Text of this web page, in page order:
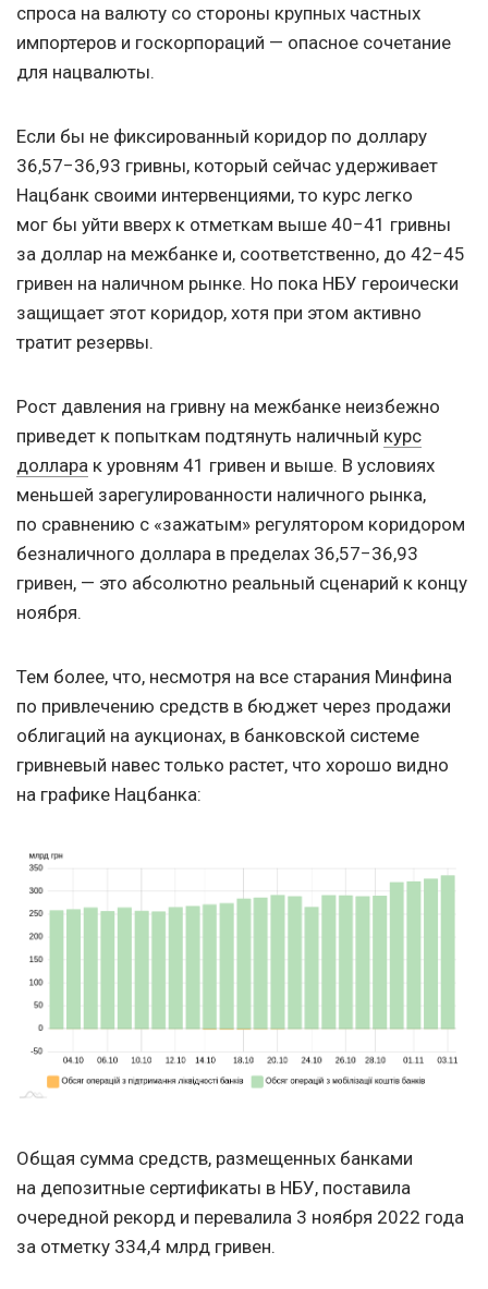
спроса на валюту со стороны крупных частных
импортеров и госкорпораций — опасное сочетание
для нацвалюты.
Если бы не фиксированный коридор по доллару
36,57−36,93 гривны, который сейчас удерживает
Нацбанк своими интервенциями, то курс легко
мог бы уйти вверх к отметкам выше 40−41 гривны
за доллар на межбанке и, соответственно, до 42−45
гривен на наличном рынке. Но пока НБУ героически
защищает этот коридор, хотя при этом активно
тратит резервы.
Рост давления на гривну на межбанке неизбежно
приведет к попыткам подтянуть наличный курс
доллара к уровням 41 гривен и выше. В условиях
меньшей зарегулированности наличного рынка,
по сравнению с «зажатым» регулятором коридором
безналичного доллара в пределах 36,57−36,93
гривен, — это абсолютно реальный сценарий к концу
ноября.
Тем более, что, несмотря на все старания Минфина
по привлечению средств в бюджет через продажи
облигаций на аукционах, в банковской системе
гривневый навес только растет, что хорошо видно
на графике Нацбанка:
Общая сумма средств, размещенных банками
на депозитные сертификаты в НБУ, поставила
очередной рекорд и перевалила 3 ноября 2022 года
за отметку 334,4 млрд гривен.